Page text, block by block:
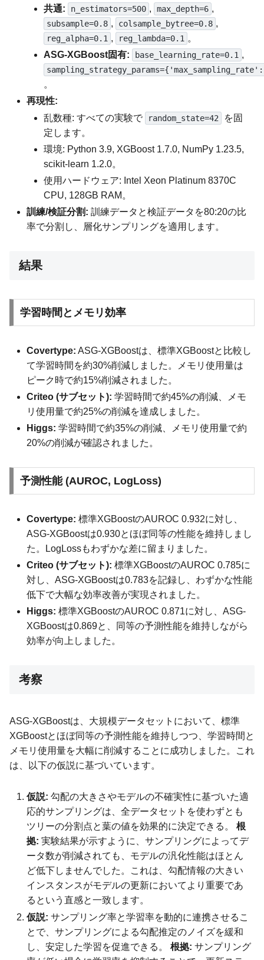
共通:
n_estimators=500 , max_depth=6 ,
subsample=0.8 , colsample_bytree=0.8 ,
reg_alpha=0.1 , reg_lambda=0.1 。
ASG-XGBoost固有:
base_learning_rate=0.1 ,
。
再現性:
乱数種: すべての実験で
random_state=42
を固
定します。
環境: Python 3.9, XGBoost 1.7.0, NumPy 1.23.5,
scikit-learn 1.2.0。
使用ハードウェア: Intel Xeon Platinum 8370C
CPU, 128GB RAM。
訓練/検証分割: 訓練データと検証データを80:20の比
率で分割し、層化サンプリングを適用します。
結果
学習時間とメモリ効率
Covertype: ASG-XGBoostは、標準XGBoostと比較し
て学習時間を約30%削減しました。メモリ使用量は
ピーク時で約15%削減されました。
Criteo (サブセット): 学習時間で約45%の削減、メモ
リ使用量で約25%の削減を達成しました。
Higgs: 学習時間で約35%の削減、メモリ使用量で約
20%の削減が確認されました。
予測性能 (AUROC, LogLoss)
Covertype: 標準XGBoostのAUROC 0.932に対し、
ASG-XGBoostは0.930とほぼ同等の性能を維持しまし
た。LogLossもわずかな差に留まりました。
Criteo (サブセット): 標準XGBoostのAUROC 0.785に
対し、ASG-XGBoostは0.783を記録し、わずかな性能
低下で大幅な効率改善が実現されました。
Higgs: 標準XGBoostのAUROC 0.871に対し、ASG-
XGBoostは0.869と、同等の予測性能を維持しながら
効率が向上しました。
考察
ASG-XGBoostは、大規模データセットにおいて、標準
XGBoostとほぼ同等の予測性能を維持しつつ、学習時間と
メモリ使用量を大幅に削減することに成功しました。これ
は、以下の仮説に基づいています。
仮説: 勾配の大きさやモデルの不確実性に基づいた適
応的サンプリングは、全データセットを使わずとも
ツリーの分割点と葉の値を効果的に決定できる。根
拠: 実験結果が示すように、サンプリングによってデ
ータ数が削減されても、モデルの汎化性能はほとん
ど低下しませんでした。これは、勾配情報の大きい
インスタンスがモデルの更新においてより重要であ
るという直感と一致します。
仮説: サンプリング率と学習率を動的に連携させるこ
とで、サンプリングによる勾配推定のノイズを緩和
し、安定した学習を促進できる。根拠: サンプリング